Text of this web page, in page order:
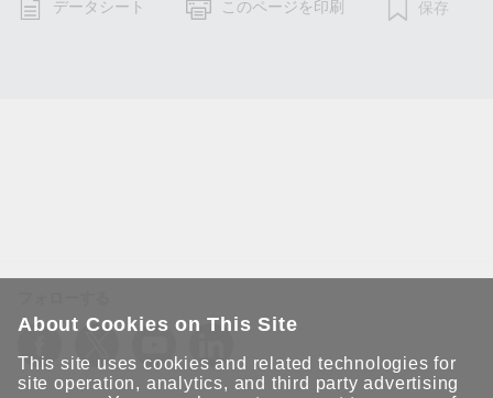
データシート このページを印刷 保存
About Cookies on This Site
This site uses cookies and related technologies for
site operation, analytics, and third party advertising